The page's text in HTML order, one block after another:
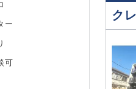
ー
可
ク